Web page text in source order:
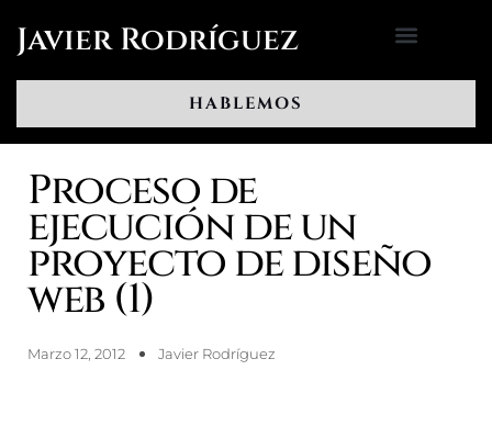
Javier Rodríguez
HABLEMOS
Proceso de
ejecución de un
proyecto de diseño
web (1)
Marzo 12, 2012 Javier Rodríguez